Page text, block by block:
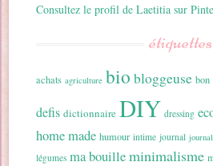
Consultez le profil de Laetitia sur
étiquettes
achats agriculture bio bloggeuse bon
defis dictionnaire DIY dressing
home made humour intime journal
légumes ma bouilleminimalisme